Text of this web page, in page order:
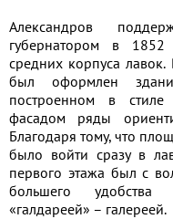
Александров
губернатором в
средних корпуса
был оформлен
построенном в
фасадом ряды
Благодаря тому, что
было войти сразу в
первого этажа был с
большего
«галдареей» – галереей.